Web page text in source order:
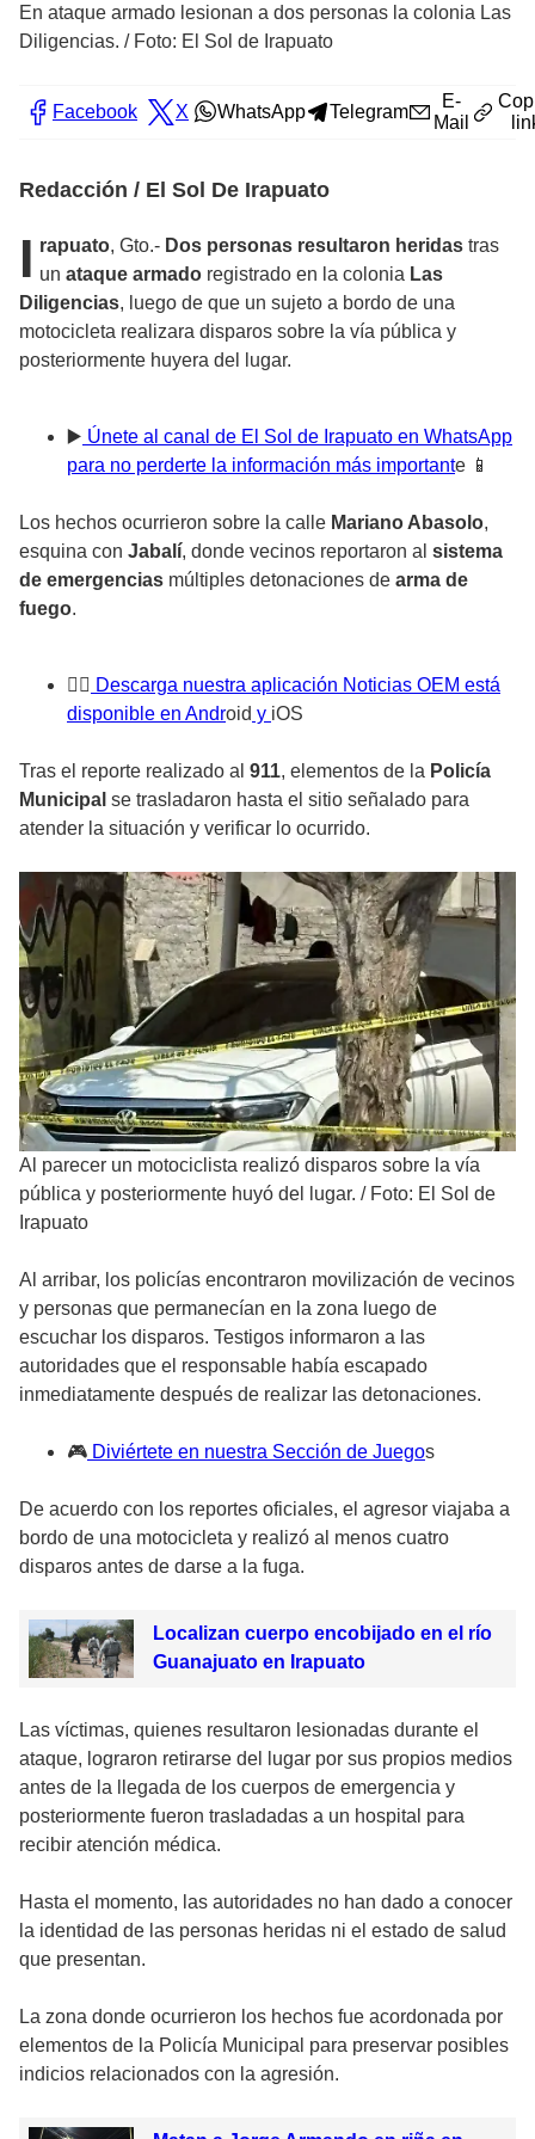
En ataque armado lesionan a dos personas la colonia Las
Diligencias. / Foto: El Sol de Irapuato
Facebook X WhatsApp Telegram
E-
Mail
Redacción / El Sol De Irapuato
I rapuato, Gto.- Dos personas resultaron heridas tras
un ataque armado registrado en la colonia Las
Diligencias, luego de que un sujeto a bordo de una
motocicleta realizara disparos sobre la vía pública y
posteriormente huyera del lugar.
▶️ Únete al canal de El Sol de Irapuato en WhatsApp
para no perderte la información más importante 📱
Los hechos ocurrieron sobre la calle Mariano Abasolo,
esquina con Jabalí, donde vecinos reportaron al sistema
de emergencias múltiples detonaciones de arma de
fuego.
👉 🏼 Descarga nuestra aplicación Noticias OEM está
disponible en Android y iOS
Tras el reporte realizado al 911, elementos de la Policía
Municipal se trasladaron hasta el sitio señalado para
atender la situación y verificar lo ocurrido.
Al parecer un motociclista realizó disparos sobre la vía
pública y posteriormente huyó del lugar. / Foto: El Sol de
Irapuato
Al arribar, los policías encontraron movilización de vecinos
y personas que permanecían en la zona luego de
escuchar los disparos. Testigos informaron a las
autoridades que el responsable había escapado
inmediatamente después de realizar las detonaciones.
🎮 Diviértete en nuestra Sección de Juegos
De acuerdo con los reportes oficiales, el agresor viajaba a
bordo de una motocicleta y realizó al menos cuatro
disparos antes de darse a la fuga.
Localizan cuerpo encobijado en el río
Guanajuato en Irapuato
Las víctimas, quienes resultaron lesionadas durante el
ataque, lograron retirarse del lugar por sus propios medios
antes de la llegada de los cuerpos de emergencia y
posteriormente fueron trasladadas a un hospital para
recibir atención médica.
Hasta el momento, las autoridades no han dado a conocer
la identidad de las personas heridas ni el estado de salud
que presentan.
La zona donde ocurrieron los hechos fue acordonada por
elementos de la Policía Municipal para preservar posibles
indicios relacionados con la agresión.